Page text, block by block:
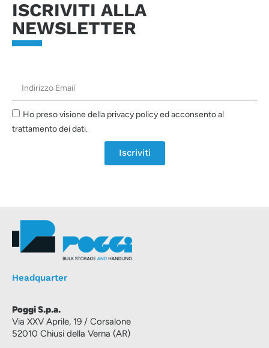
ISCRIVITI ALLA
NEWSLETTER
Ho preso visione della privacy policy ed acconsento al
trattamento dei dati.
Iscriviti
Headquarter
Poggi S.p.a.
Via XXV Aprile, 19 / Corsalone
52010 Chiusi della Verna (AR)